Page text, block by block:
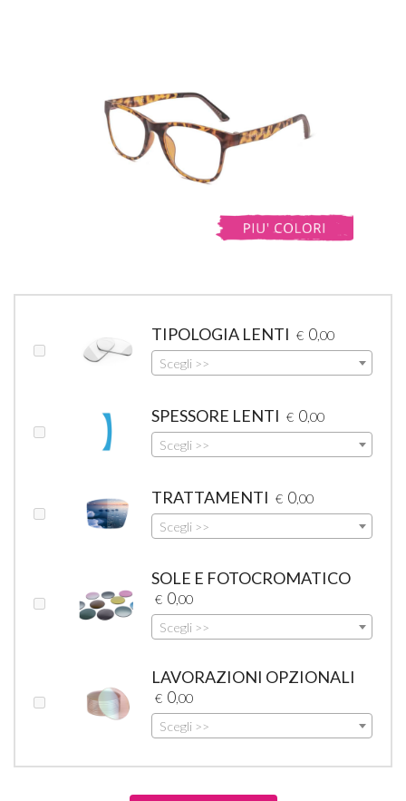
TIPOLOGIA LENTI € 0,00
Scegli >>
SPESSORE LENTI € 0,00
Scegli >>
TRATTAMENTI € 0,00
Scegli >>
SOLE E FOTOCROMATICO
€ 0,00
Scegli >>
LAVORAZIONI OPZIONALI
€ 0,00
Scegli >>